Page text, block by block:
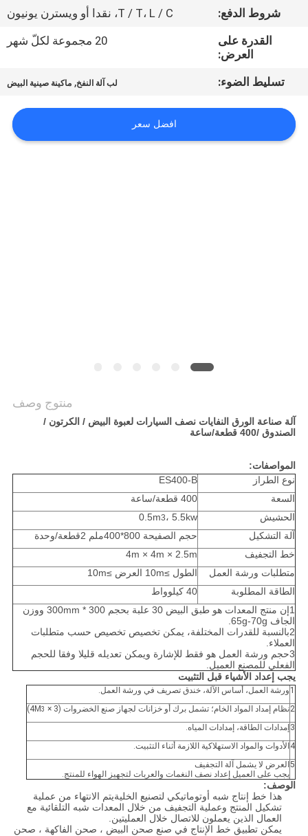
جولة
المعمل
مراقبة
الجودة
شروط الدفع:
T / T، L / C، نقدا أو ويسترن يونيون
القدرة على
العرض:
20 مجموعة لكلّ شهر
تسليط الضوء: لب آلة النفخ, ماكينة صينية البيض
افضل سعر
منتوج وصف
آلة صناعة الورق النفايات نصف السيارات لعبوة البيض / الكرتون /
الصندوق /400 قطعة/ساعة
المواصفات:
نوع الطراز
ES400-B
السعة
400 قطعة/ساعة
الحشيش
0.5m3، 5.5kw
آلة التشكيل
حجم الصفيحة 800*400ملم 2قطعة/وحدة
خط التجفيف
4m × 4m × 2.5m
متطلبات ورشة العمل
الطول ≥10m العرض ≥10m
الطاقة المطلوبة
40 كيلوواط
1إن منتج المعدات هو طبق البيض 30 علبة بحجم 300 * 300mm ووزن
الجاف 65g-70g.
2بالنسبة للقدرات المختلفة، يمكن تخصيص تخصيص حسب متطلبات
العملاء.
3حجم ورشة العمل هو فقط للإشارة ويمكن تعديله قليلا وفقا للحجم
الفعلي للمصنع العميل.
يجب إعداد الأشياء قبل التثبيت
1 ورشة العمل، أساس الآلة، خندق تصريف في ورشة العمل.
2نظام إمداد المواد الخام؛ تشمل برك أو خزانات لجهاز صنع الخضروات (3 × 4M 3
)
3 إمدادات الطاقة، إمدادات المياه.
4 الأدوات والمواد الاستهلاكية اللازمة أثناء التثبيت.
5 العرض لا يشمل آلة التجفيف
يجب على العميل إعداد نصف النغمات والعربات لتجهيز الهواء للمنتج.
الوصف:
هذا خط إنتاج شبه أوتوماتيكي لتصنيع الخليةيتم الانتهاء من عملية
تشكيل المنتج وعملية التجفيف من خلال المعدات شبه التلقائية مع
العمال الذين يعملون للاتصال خلال العمليتين.
يمكن تطبيق خط الإنتاج في صنع صحن البيض ، صحن الفاكهة ، صحن